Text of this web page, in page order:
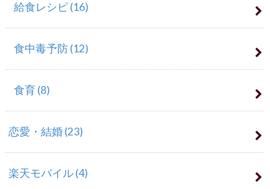
給食レシピ(16)
食中毒予防(12)
食育(8)
恋愛・結婚(23)
楽天モバイル(4)